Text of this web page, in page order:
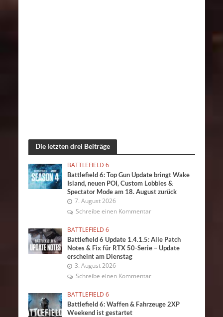
Die letzten drei Beiträge
BATTLEFIELD 6
Battlefield 6: Top Gun Update bringt Wake
Island, neuen POI, Custom Lobbies &
Spectator Mode am 18. August zurück
7. August 2026
Schreibe einen Kommentar
BATTLEFIELD 6
Battlefield 6 Update 1.4.1.5: Alle Patch
Notes & Fix für RTX 50-Serie – Update
erscheint am Dienstag
3. August 2026
Schreibe einen Kommentar
BATTLEFIELD 6
Battlefield 6: Waffen & Fahrzeuge 2XP
Weekend ist gestartet